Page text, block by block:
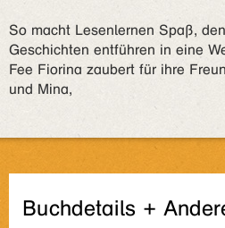
So macht Lesenlernen Spaß,
Geschichten entführen in eine
Fee Fiorina zaubert für ihre
und Mina,
Buchdetails +